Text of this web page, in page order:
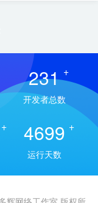
231 +
开发者总数
+ 4699 +
运行天数